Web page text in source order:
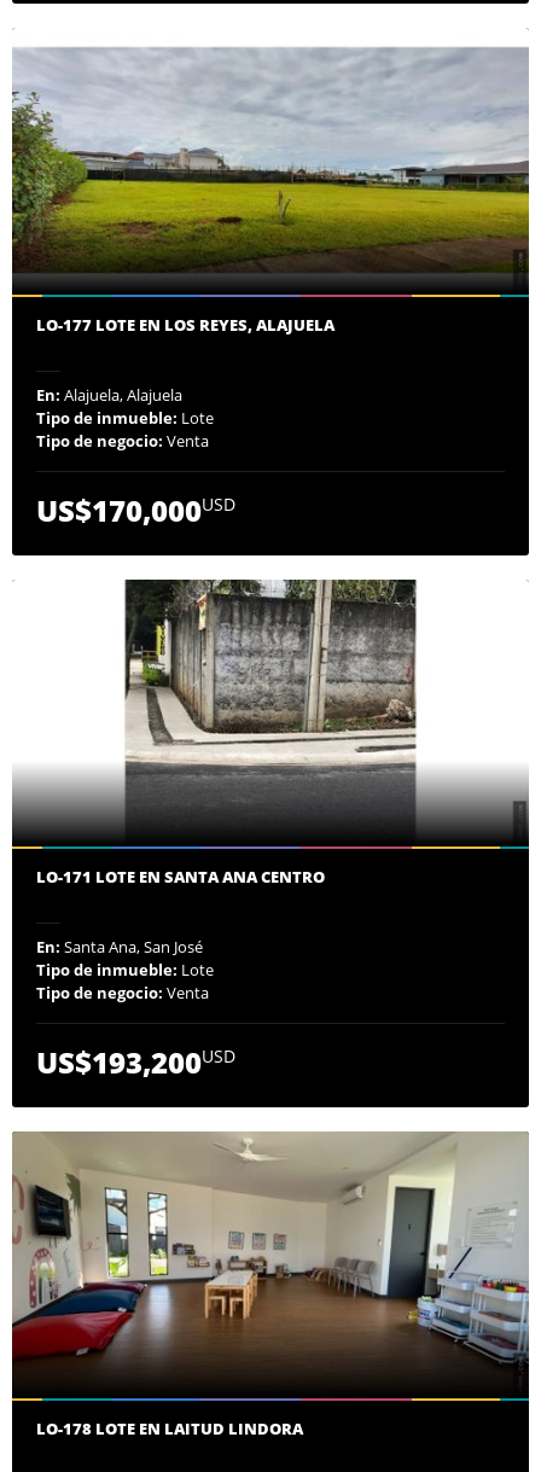
LO-177 LOTE EN LOS REYES, ALAJUELA
En: Alajuela, Alajuela
Tipo de inmueble: Lote
Tipo de negocio: Venta
US$170,000USD
LO-171 LOTE EN SANTA ANA CENTRO
En: Santa Ana, San José
Tipo de inmueble: Lote
Tipo de negocio: Venta
US$193,200USD
LO-178 LOTE EN LAITUD LINDORA